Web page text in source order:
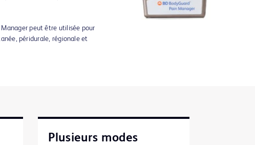
Manager peut être utilisée pour
péridurale, régionale et
Plusieurs modes